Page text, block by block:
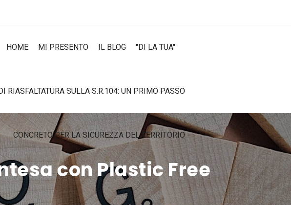
HOME MI PRESENTO IL BLOG "DI LA TUA"
RIASFALTATURA SULLA S.R.104: UN PRIMO PASSO
CONCRETO PER LA SICUREZZA DEL TERRITORIO
con Plastic Free